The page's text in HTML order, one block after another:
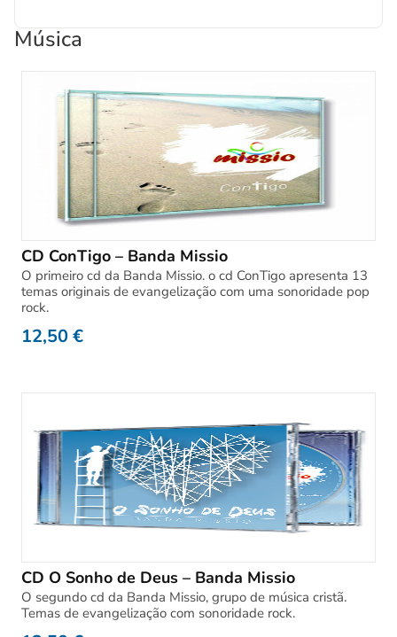
Música
CD ConTigo – Banda Missio
O primeiro cd da Banda Missio. o cd ConTigo apresenta 13
temas originais de evangelização com uma sonoridade pop
rock.
12,50€
CD O Sonho de Deus – Banda Missio
O segundo cd da Banda Missio, grupo de música cristã.
Temas de evangelização com sonoridade rock.